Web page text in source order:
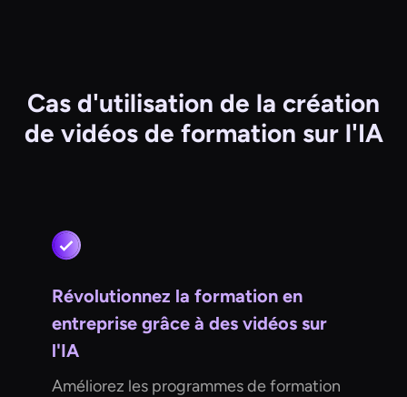
Cas d'utilisation de la création
de vidéos de formation sur l'IA
Révolutionnez la formation en
entreprise grâce à des vidéos sur
l'IA
Améliorez les programmes de formation